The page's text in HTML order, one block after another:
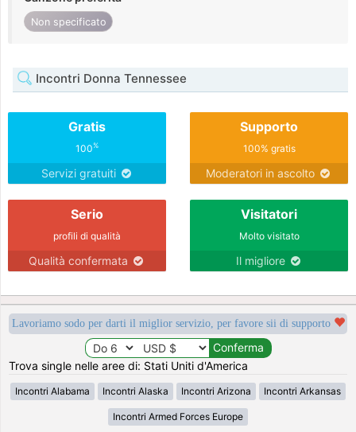
Non specificato
Incontri Donna Tennessee
Gratis
100%
Servizi gratuiti
Supporto
100% gratis
Moderatori in ascolto
Serio
profili di qualità
Qualità confermata
Visitatori
Molto visitato
Il migliore
Lavoriamo sodo per darti il miglior servizio, per favore sii di supporto
Trova single nelle aree di: Stati Uniti d'America
Incontri Alabama Incontri Alaska Incontri Arizona Incontri Arkansas
Incontri Armed Forces Europe